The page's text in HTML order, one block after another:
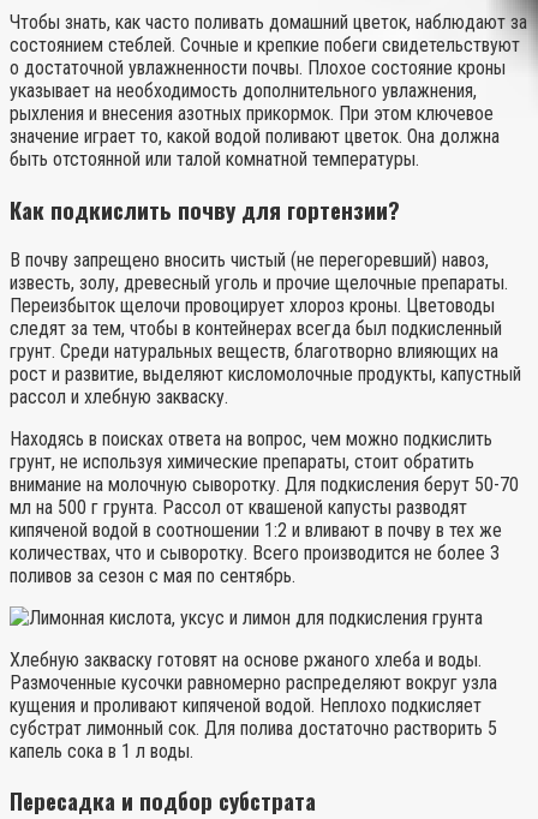
Чтобы знать, как часто поливать домашний цветок, наблюдают за
состоянием стеблей. Сочные и крепкие побеги свидетельствуют
о достаточной увлажненности почвы. Плохое состояние кроны
указывает на необходимость дополнительного увлажнения,
рыхления и внесения азотных прикормок. При этом ключевое
значение играет то, какой водой поливают цветок. Она должна
быть отстоянной или талой комнатной температуры.
Как подкислить почву для гортензии?
В почву запрещено вносить чистый (не перегоревший) навоз,
известь, золу, древесный уголь и прочие щелочные препараты.
Переизбыток щелочи провоцирует хлороз кроны. Цветоводы
следят за тем, чтобы в контейнерах всегда был подкисленный
грунт. Среди натуральных веществ, благотворно влияющих на
рост и развитие, выделяют кисломолочные продукты, капустный
рассол и хлебную закваску.
Находясь в поисках ответа на вопрос, чем можно подкислить
грунт, не используя химические препараты, стоит обратить
внимание на молочную сыворотку. Для подкисления берут 50-70
мл на 500 г грунта. Рассол от квашеной капусты разводят
кипяченой водой в соотношении 1:2 и вливают в почву в тех же
количествах, что и сыворотку. Всего производится не более 3
поливов за сезон с мая по сентябрь.
Хлебную закваску готовят на основе ржаного хлеба и воды.
Размоченные кусочки равномерно распределяют вокруг узла
кущения и проливают кипяченой водой. Неплохо подкисляет
субстрат лимонный сок. Для полива достаточно растворить 5
капель сока в 1 л воды.
Пересадка и подбор субстрата